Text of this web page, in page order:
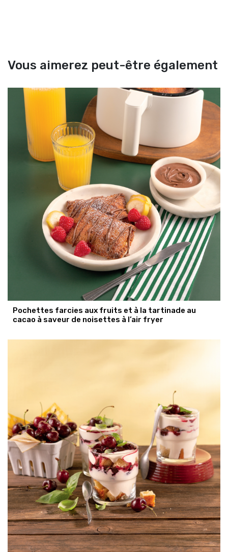
Vous aimerez peut-être également
Pochettes farcies aux fruits et à la tartinade au
cacao à saveur de noisettes à l’air fryer